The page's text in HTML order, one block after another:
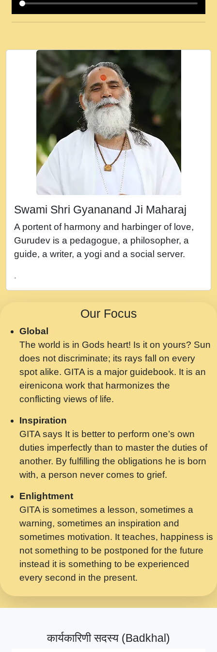
कई पकड क मर हथ र मह वदवन पहच दय! मह जन
Ki - Krishna Bhajan - New Bhajan 2020
#Ishwar Bhakti.mp3
जब से गीता ज्ञान पाया मैं बड़ी मस्ती में हूँ । 2018 -
Rishikesh - Ratan Ji Rasik.mp3
तन हल दल द सनव मड उतत सर रख क, नल रव त
गल लग जव त सर उतत हथ रख द!.mp3
तू कर प्रीतम से प्रीत, यूहीं दिन बीतते जाते हैं ।
2018 - Rishikesh - Swami Gyananand Ji
Maharaj.mp3
न म गवद गपल गद फर, पयर महन न रझद फर! shri
नह भरस रह लडडल... अपन खट करम क !!!! मह दद
सहर चरण क .....mp3
बगड नसब कसन सवर तर बगर Shri ravinandan
shastri ji maharaj.mp3
Chahe Ram Ho Chahe Shyam Ho.mp3
मझ अपन जवन बनन न आय, रठ हर क मनन न आय
Shri ravinandan shastri ji maharaj.mp3
मन अशांत मंत्र जाप - गीता प्रेरणा -Swami
Gyananand Ji Maharaj.mp3
मन बध लय परम वल कगन Special Shyam
Saawariya.mp3
मर गनय न अपरध लडडल शर रध.... Shri
ravinandan shastri ji maharaj.mp3
मेरे मन हरी का ध्यान लगा - भजन भाव - 2018 -
Rishikesh - Swami Gyananand Ji
Maharaj.mp3
यह हसरत तलब ह नकज कमर Yahi Hasraten
Talab Hai Bhav Pravah #bhajan.mp3
लडल ज बल ल क ज न लग Sadhvi Purnima Ji
7.9.2021 जवल नगर दलल #बसर.mp3
सख भ मझ पयर ह दख भ मझ पयर ह!छड म कस दत
सपरहट भजन 2021 - तर अखय ह जद भर बहर ज म
सपरहट शयम भजन - जय जय शयम जय जय शयम
Swami Shri Gyananand Ji Maharaj
A portent of harmony and harbinger of love,
Gurudev is a pedagogue, a philosopher, a
guide, a writer, a yogi and a social server.
.
Our Focus
Global
The world is in Gods heart! Is it on yours? Sun
does not discriminate; its rays fall on every
spot alike. GITA is a major guidebook. It is an
eirenicona work that harmonizes the
conflicting views of life.
Inspiration
GITA says It is better to perform one’s own
duties imperfectly than to master the duties of
another. By fulfilling the obligations he is born
with, a person never comes to grief.
Enlightment
GITA is sometimes a lesson, sometimes a
warning, sometimes an inspiration and
sometimes motivation. It teaches, happiness is
not something to be postponed for the future
instead it is something to be experienced
every second in the present.
कार्यकारिणी सदस्य (Badkhal)